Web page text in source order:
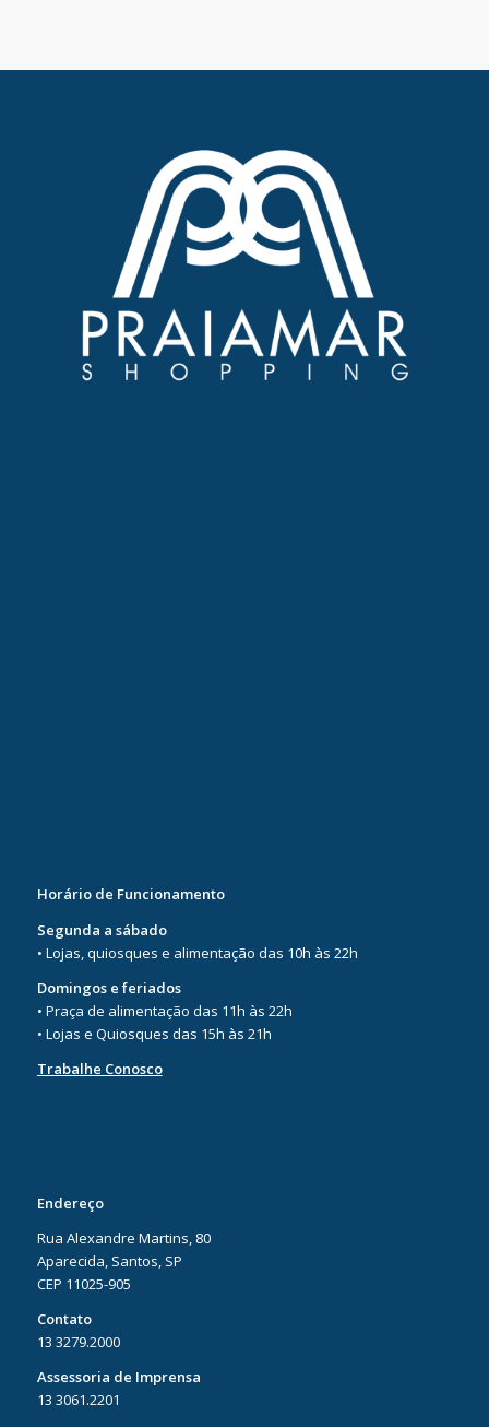
Horário de Funcionamento
Segunda a sábado
• Lojas, quiosques e alimentação das 10h às 22h
Domingos e feriados
• Praça de alimentação das 11h às 22h
• Lojas e Quiosques das 15h às 21h
Trabalhe Conosco
Endereço
Rua Alexandre Martins, 80
Aparecida, Santos, SP
CEP 11025-905
Contato
13 3279.2000
Assessoria de Imprensa
13 3061.2201